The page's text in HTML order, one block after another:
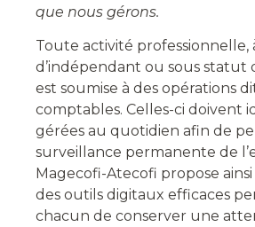
que nous gérons.
Toute activité professionnelle,
d’indépendant ou sous statut
est soumise à des opérations
comptables. Celles-ci doivent
gérées au quotidien afin de
surveillance permanente de
Magecofi-Atecofi propose ainsi
des outils digitaux efficaces
chacun de conserver une